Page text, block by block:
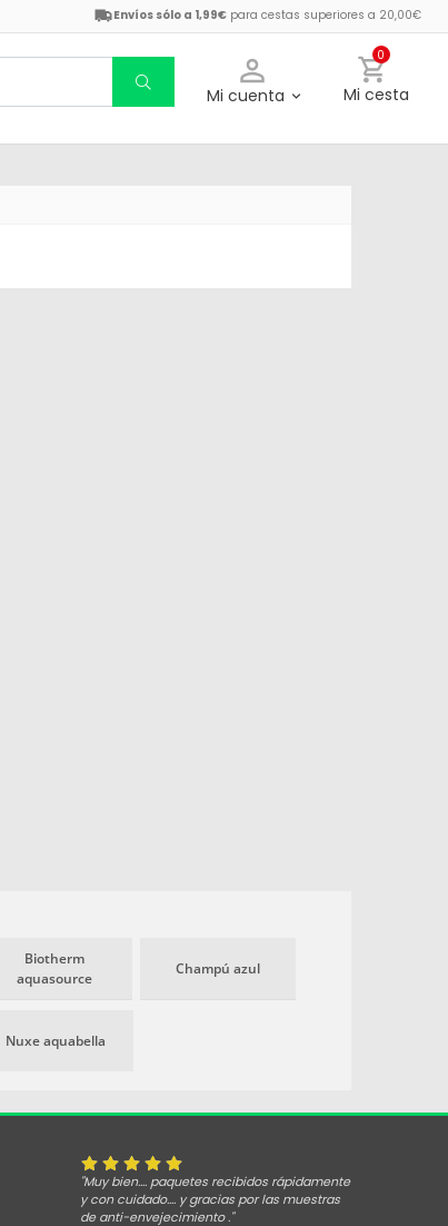
Envíos sólo a 1,99€ para cestas superiores a 20,00€
Mi cuenta
0
Mi cesta
Biotherm
aquasource
Champú azul
Nuxe aquabella
"Muy bien.... paquetes recibidos rápidamente
y con cuidado.... y gracias por las muestras
de anti-envejecimiento ."